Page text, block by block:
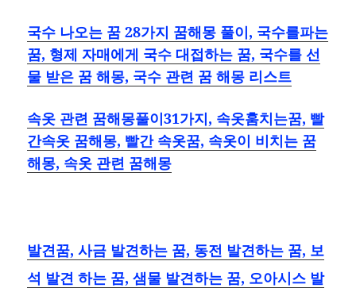
국수 나오는 꿈 28가지 꿈해몽 풀이, 국수를파는
꿈, 형제 자매에게 국수 대접하는 꿈, 국수를 선
물 받은 꿈 해몽, 국수 관련 꿈 해몽 리스트
속옷 관련 꿈해몽풀이31가지, 속옷훔치는꿈, 빨
간속옷 꿈해몽, 빨간 속옷꿈, 속옷이 비치는 꿈
해몽, 속옷 관련 꿈해몽
발견꿈, 사금 발견하는 꿈, 동전 발견하는 꿈, 보
석 발견 하는 꿈, 샘물 발견하는 꿈, 오아시스 발